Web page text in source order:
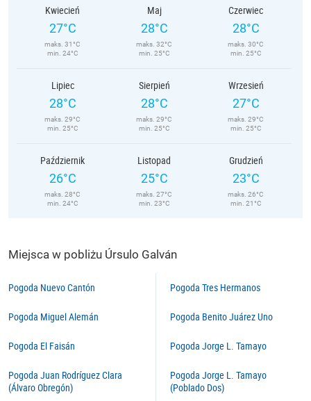
Kwiecień
27°C
maks. 31°C
min. 24°C
Maj
28°C
maks. 32°C
min. 25°C
Czerwiec
28°C
maks. 30°C
min. 25°C
Lipiec
28°C
maks. 29°C
min. 25°C
Sierpień
28°C
maks. 29°C
min. 25°C
Wrzesień
27°C
maks. 29°C
min. 25°C
Październik
26°C
maks. 28°C
min. 24°C
Listopad
25°C
maks. 27°C
min. 23°C
Grudzień
23°C
maks. 26°C
min. 21°C
Miejsca w pobliżu Úrsulo Galván
Pogoda Nuevo Cantón
Pogoda Miguel Alemán
Pogoda El Faisán
Pogoda Juan Rodríguez Clara
(Álvaro Obregón)
Pogoda Tres Hermanos
Pogoda Benito Juárez Uno
Pogoda Jorge L. Tamayo
Pogoda Jorge L. Tamayo
(Poblado Dos)